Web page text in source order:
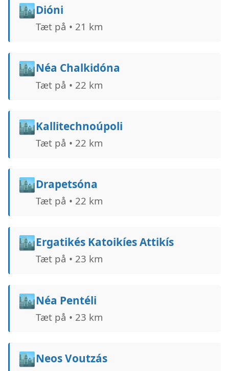
🏙️Dióni
Tæt på • 21 km
🏙️Néa Chalkidóna
Tæt på • 22 km
🏙️Kallitechnoúpoli
Tæt på • 22 km
🏙️Drapetsóna
Tæt på • 22 km
🏙️Ergatikés Katoikíes Attikís
Tæt på • 23 km
🏙️Néa Pentéli
Tæt på • 23 km
🏙️Neos Voutzás